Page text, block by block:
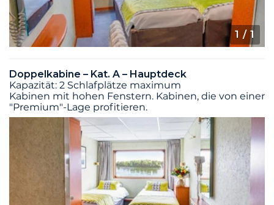
1 / 1
Doppelkabine – Kat. A – Hauptdeck
Kapazität: 2 Schlafplätze maximum
Kabinen mit hohen Fenstern. Kabinen, die von einer
"Premium"-Lage profitieren.